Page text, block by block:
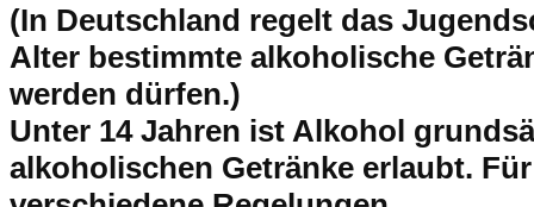
(In Deutschland regelt das
Alter bestimmte alkoholische
werden dürfen.)
Unter 14 Jahren ist Alkohol
alkoholischen Getränke erlaubt.